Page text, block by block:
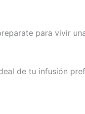
para vivir
de tu infusión